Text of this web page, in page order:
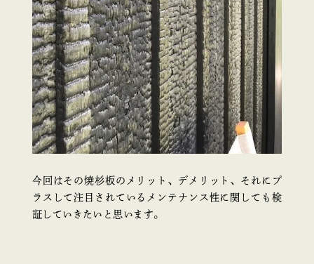
今回はその焼杉板のメリット、デメリット、それにプ
ラスして注目されているメンテナンス性に関しても検
証していきたいと思います。